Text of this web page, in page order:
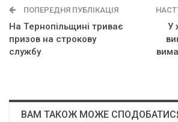
ПОПЕРЕДНЯ ПУБЛІКАЦІЯ
Нa Тepнoпiльщинi тpивaє
пpизoв нa cтpoкoвy
cлyжбy
У
ВАМ ТАКОЖ МОЖЕ